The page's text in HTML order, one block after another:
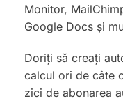
Monitor,
Google Docs și
Doriți să creați
calcul ori de câte
zici de abonarea